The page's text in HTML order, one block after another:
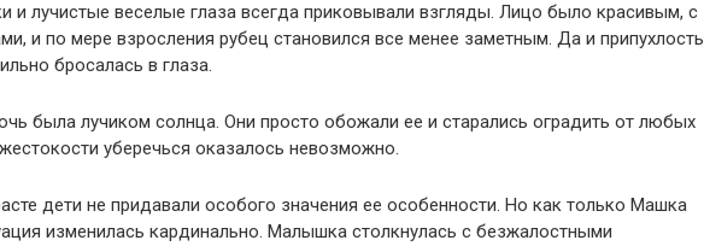
и лучистые веселые глаза всегда приковывали взгляды. Лицо было красивым, с
и по мере взросления рубец становился все менее заметным. Да и припухлость
бросалась в глаза.
была лучиком солнца. Они просто обожали ее и старались оградить от любых
уберечься оказалось невозможно.
дети не придавали особого значения ее особенности. Но как только Машка
изменилась кардинально. Малышка столкнулась с безжалостными